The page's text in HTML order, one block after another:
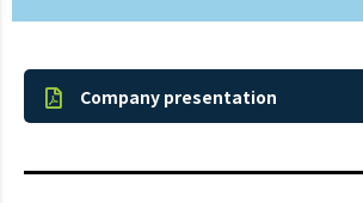
Company presentation